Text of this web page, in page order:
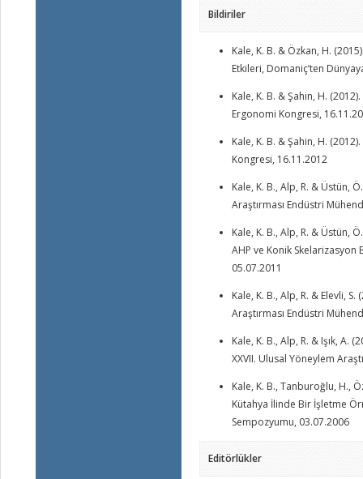
Bildiriler
Kale, K. B. & Özkan, H.
Etkileri, Domaniç’ten
Kale, K. B. & Şahin, H.
Ergonomi Kongresi,
Kale, K. B. & Şahin, H.
Kongresi, 16.11.2012
Kale, K. B., Alp, R. & Üstün,
Araştırması Endüstri
Kale, K. B., Alp, R. & Üstün,
AHP ve Konik Skelarizasyon
05.07.2011
Kale, K. B., Alp, R. & Elevli,
Araştırması Endüstri
Kale, K. B., Alp, R. & Işık, A.
XXVII. Ulusal Yöneylem
Kale, K. B., Tanburoğlu, H.,
Kütahya İlinde Bir İşletme
Sempozyumu, 03.07.2006
Editörlükler